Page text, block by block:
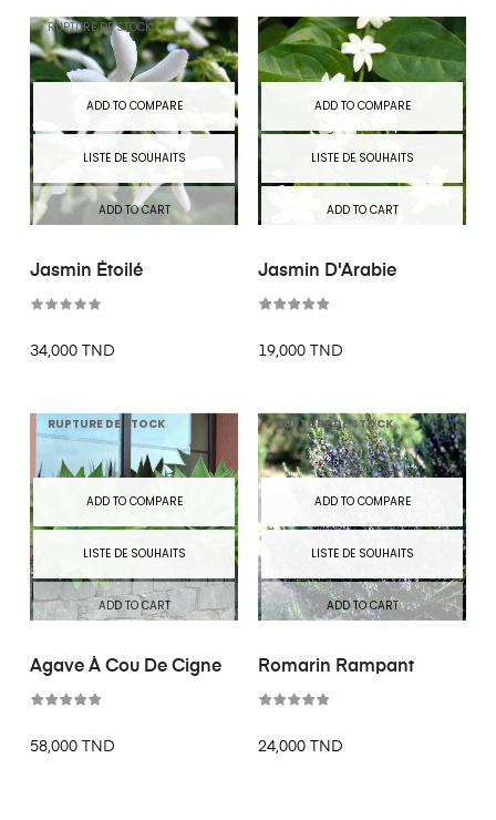
RUPTURE DE STOCK
ADD TO COMPARE
LISTE DE SOUHAITS
ADD TO CART
Jasmin Étoilé
34,000 TND
ADD TO COMPARE
LISTE DE SOUHAITS
ADD TO CART
Jasmin D'Arabie
19,000 TND
RUPTURE DE STOCK
ADD TO COMPARE
LISTE DE SOUHAITS
ADD TO CART
Agave À Cou De Cigne
58,000 TND
RUPTURE DE STOCK
ADD TO COMPARE
LISTE DE SOUHAITS
ADD TO CART
Romarin Rampant
24,000 TND